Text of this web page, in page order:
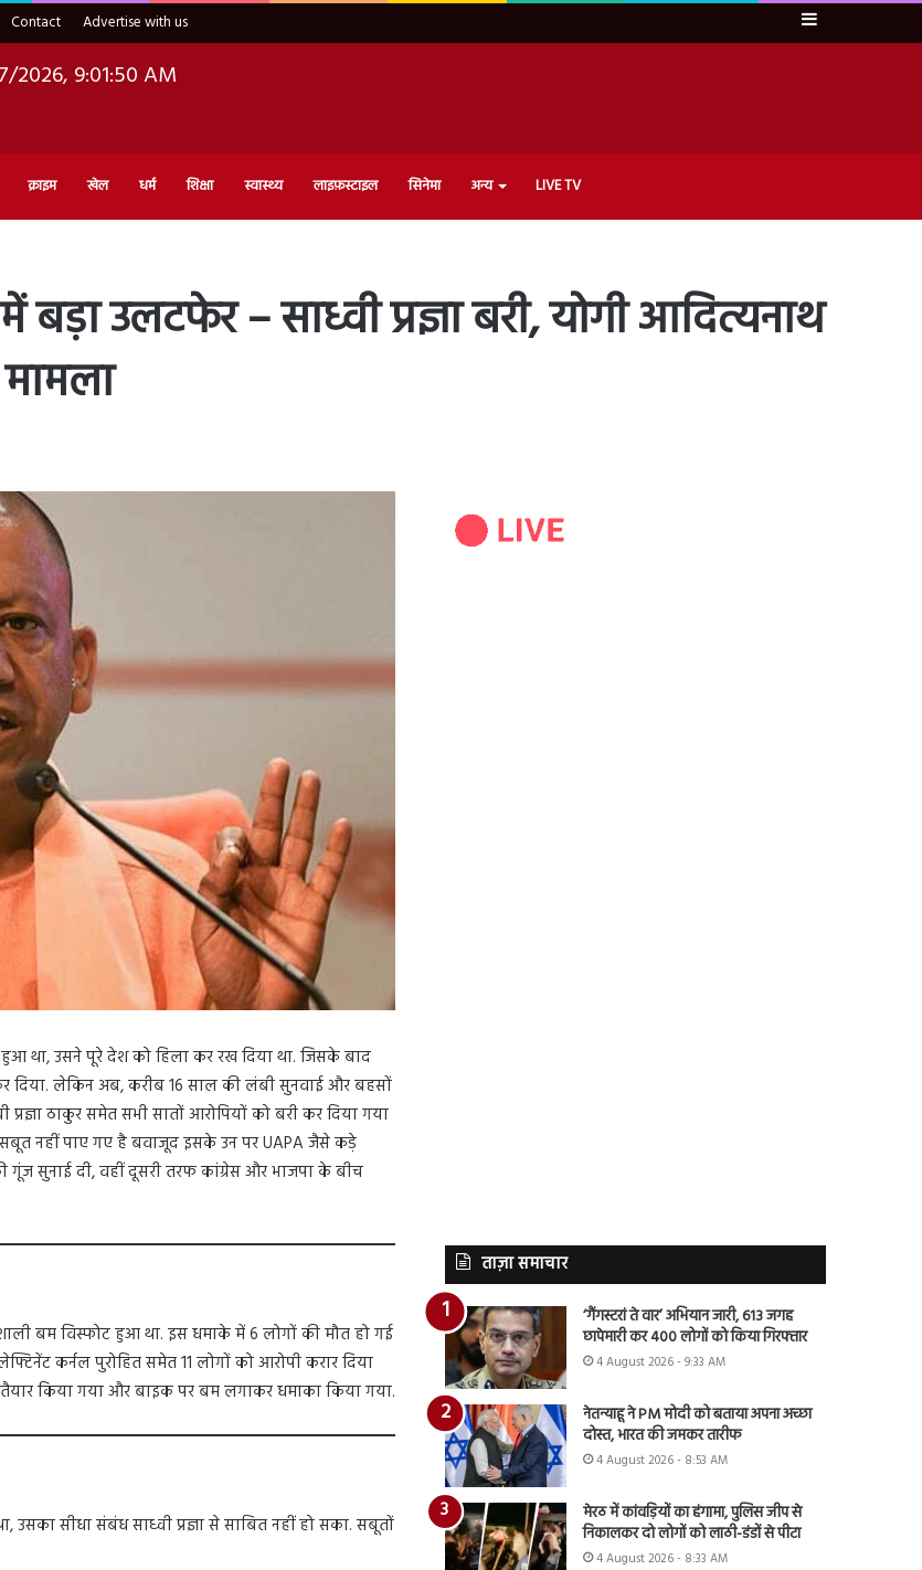
Contact Advertise with us Sidebar
2026, 9:01:51 AM
क्राइम खेल धर्म शिक्षा स्वास्थ्य लाइफ़स्टाइल सिनेमा अन्य LIVE TV
उलटफेर – साध्वी प्रज्ञा बरी, योगी आदित्यनाथ
था, उसने पूरे देश को हिला कर रख दिया था. जिसके बाद
दिया. लेकिन अब, करीब 16 साल की लंबी सुनवाई और बहसों
ठाकुर समेत सभी सातों आरोपियों को बरी कर दिया गया
नहीं पाए गए है बवाजूद इसके उन पर UAPA जैसे कड़े
सुनाई दी, वहीं दूसरी तरफ कांग्रेस और भाजपा के बीच
बम विस्फोट हुआ था. इस धमाके में 6 लोगों की मौत हो गई
कर्नल पुरोहित समेत 11 लोगों को आरोपी करार दिया
किया गया और बाइक पर बम लगाकर धमाका किया गया.
सीधा संबंध साध्वी प्रज्ञा से साबित नहीं हो सका. सबूतों
ताज़ा समाचार
‘गैंगस्टरां ते वार’ अभियान जारी, 613 जगह
छापेमारी कर 400 लोगों को किया गिरफ्तार
4 August 2026 - 9:33 AM
नेतन्याहू ने PM मोदी को बताया अपना अच्छा
दोस्त, भारत की जमकर तारीफ
4 August 2026 - 8:53 AM
मेरठ में कांवड़ियों का हंगामा, पुलिस जीप से
निकालकर दो लोगों को लाठी-डंडों से पीटा
4 August 2026 - 8:33 AM